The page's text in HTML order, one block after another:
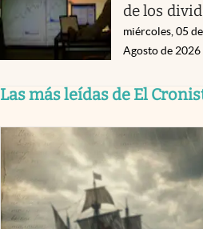
de los
miércoles, 05 de
Agosto de 2026
Las más leídas de El